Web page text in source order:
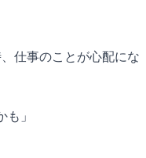
仕事のことが心配にな
も」